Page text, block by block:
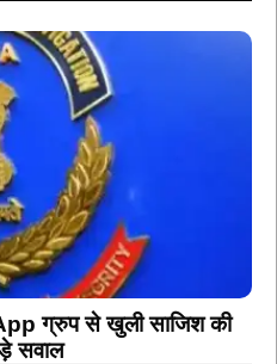
ग्रुप से खुली साजिश की
सवाल